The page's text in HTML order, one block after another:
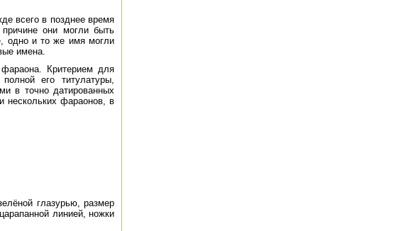
всего в позднее время
они могли быть
одно и то же имя могли
имена.
Критерием для
его титулатуры,
в точно датированных
нескольких фараонов, в
глазурью, размер
линией, ножки